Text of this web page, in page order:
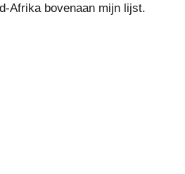
Afrika bovenaan mijn lijst.